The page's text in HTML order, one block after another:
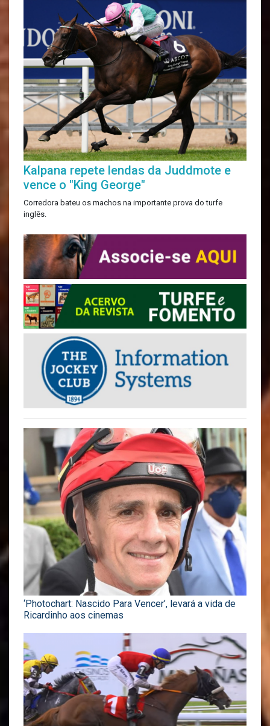
Kalpana repete lendas da Juddmote e
vence o "King George"
Corredora bateu os machos na importante prova do turfe
inglês.
‘Photochart: Nascido Para Vencer’, levará a vida de
Ricardinho aos cinemas